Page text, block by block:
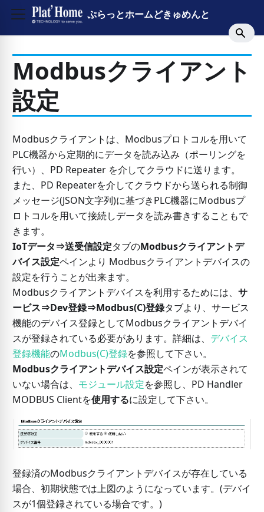
ぷらっとホームどきゅめんと
Modbusクライアント
設定
Modbusクライアントは、Modbusプロトコルを用いて
PLC機器から定期的にデータを読み込み（ポーリングを
行い）、PD Repeater を介してクラウドに送ります。
また、PD Repeaterを介してクラウドから送られる制御
メッセージ(JSON文字列)に基づきPLC機器にModbusプ
ロトコルを用いて接続しデータを読み書きすることもで
きます。
IoTデータ⇒送受信設定タブのModbusクライアントデ
バイス設定ペインより Modbusクライアントデバイスの
設定を行うことが出来ます。
Modbusクライアントデバイスを利用するためには、 サ
ービス⇒Dev登録⇒Modbus(C)登録タブより、サービス
機能のデバイス登録としてModbusクライアントデバイ
スが登録されている必要があります。詳細は、 デバイス
登録機能のModbus(C)登録を参照して下さい。
Modbusクライアントデバイス設定ペインが表示されて
いない場合は、 モジュール設定を参照し、PD Handler
MODBUS Clientを使用するに設定して下さい。
登録済のModbusクライアントデバイスが存在している
場合、初期状態では上図のようになっています。(デバイ
スが1個登録されている場合です。)